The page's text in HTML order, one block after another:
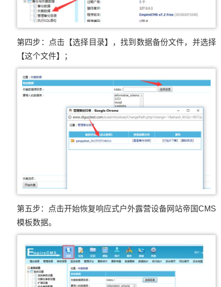
第四步：点击【选择目录】，找到数据备份文件，并选择
【这个文件】；
第五步：点击开始恢复响应式户外露营设备网站帝国CMS
模板数据。